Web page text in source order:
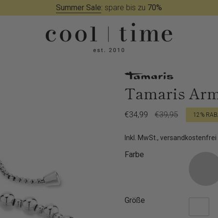
Summer Sale: spare bis zu 70%
Tamaris
Verkaufspreis
€34,99
Regulärer
€39,95 12%
Inkl. MwSt., versandkostenfrei
Farbe
Größe